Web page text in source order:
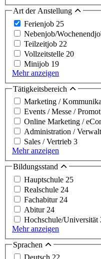
Art der Anstellung
Ferienjob 25
Nebenjob/
Teilzeitjob 22
Vollzeitstelle 20
Minijob 19
Mehr anzeigen
Tätigkeitsbereich
Marketing /
Events / Messe /
Online Marketing /
Administration /
Sales / Vertrieb 3
Mehr anzeigen
Bildungsstand
Hauptschule 25
Realschule 24
Fachabitur 24
Abitur 24
Hochschule/Universität
Mehr anzeigen
Sprachen